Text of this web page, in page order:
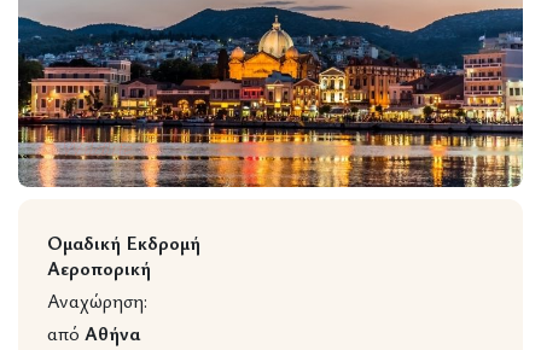
Wildlife
Ομαδική Εκδρομή
Αεροπορική
Αναχώρηση:
από Αθήνα